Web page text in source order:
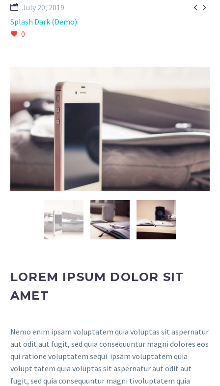
 
July 20, 2019
Splash Dark (Demo)
0
LOREM IPSUM DOLOR SIT
AMET
Nemo enim ipsam voluptatem quia voluptas sit aspernatur
aut odit aut fugit, sed quia consequuntur magni dolores eos
qui ratione voluptatem sequi ipsam voluptatem quia
volupt tatem quia voluptas sit aspernatur aut odit aut
fugit, sed quia consequuntur magni tivoluptatem quia